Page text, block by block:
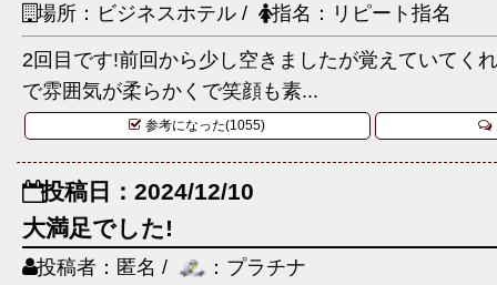
場所：ビジネスホテル /
指名：リピート指名
2回目です!前回から少し空きましたが覚えていてく
で雰囲気が柔らかくで笑顔も素...
参考になった(1055)
投稿日：2024/12/10
大満足でした!
投稿者：匿名 /
：プラチナ